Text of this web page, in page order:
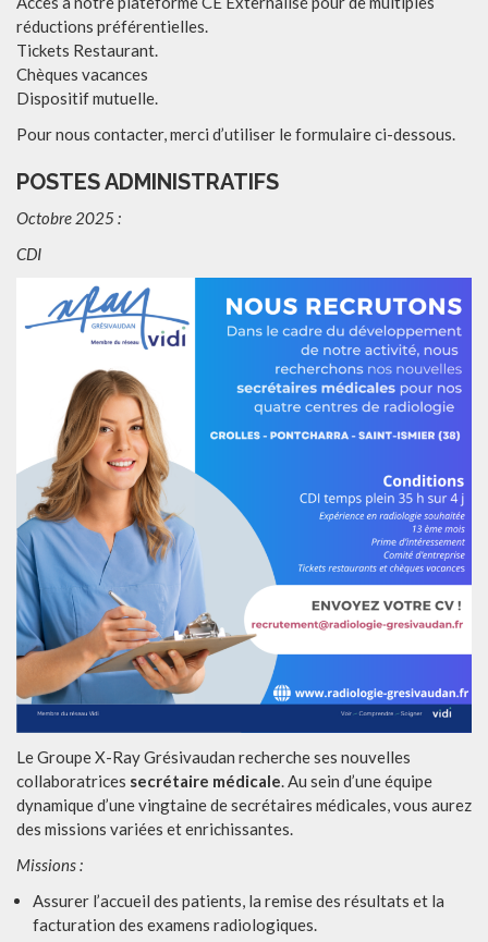
réductions préférentielles.
Tickets Restaurant.
Chèques vacances
Dispositif mutuelle.
Pour nous contacter, merci d’utiliser le formulaire ci-dessous.
POSTES ADMINISTRATIFS
Octobre 2025 :
CDI
Le Groupe X-Ray Grésivaudan recherche ses nouvelles
collaboratrices secrétaire médicale. Au sein d’une équipe
dynamique d’une vingtaine de secrétaires médicales, vous aurez
des missions variées et enrichissantes.
Missions :
Assurer l’accueil des patients, la remise des résultats et la
facturation des examens radiologiques.